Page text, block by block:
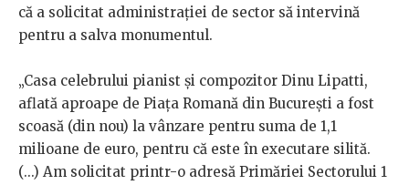
că a solicitat administrației de sector să intervină
pentru a salva monumentul.
„Casa celebrului pianist și compozitor Dinu Lipatti,
aflată aproape de Piața Romană din București a fost
scoasă (din nou) la vânzare pentru suma de 1,1
milioane de euro, pentru că este în executare silită.
(...) Am solicitat printr-o adresă Primăriei Sectorului 1